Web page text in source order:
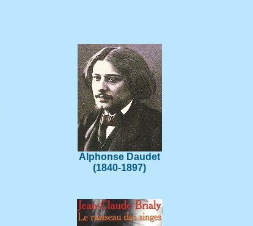
Alphonse Daudet
(1840-1897)